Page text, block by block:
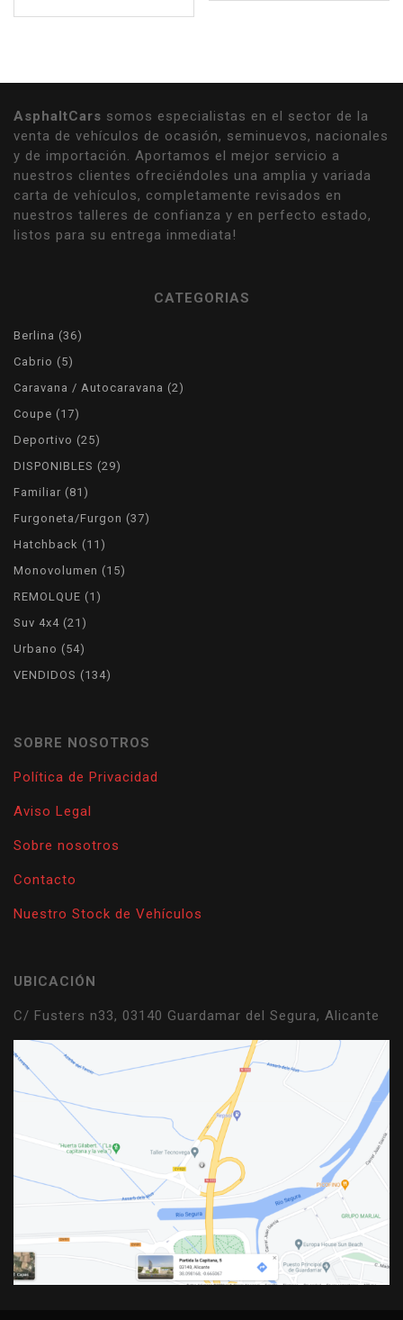
AsphaltCars somos especialistas en el sector de la
venta de vehículos de ocasión, seminuevos, nacionales
y de importación. Aportamos el mejor servicio a
nuestros clientes ofreciéndoles una amplia y variada
carta de vehículos, completamente revisados en
nuestros talleres de confianza y en perfecto estado,
listos para su entrega inmediata!
CATEGORIAS
Berlina 3636
Cabrio 55
Caravana / Autocaravana 2 2
Coupe 1717
Deportivo 2525
DISPONIBLES 2929
Familiar 81 81
Furgoneta/Furgon 3737
Hatchback 11 11
Monovolumen 1515
REMOLQUE 1 1
Suv 4x4 21 21
Urbano 5454
VENDIDOS 134134
SOBRE NOSOTROS
Política de Privacidad
Aviso Legal
Sobre nosotros
Contacto
Nuestro Stock de Vehículos
UBICACIÓN
C/ Fusters n33, 03140 Guardamar del Segura, Alicante